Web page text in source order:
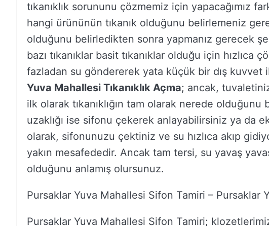
tıkanıklık sorununu çözmemiz için yapacağımız
hangi ürününün tıkanık olduğunu belirlemeniz
olduğunu belirledikten sonra yapmanız gerecek
bazı tıkanıklar basit tıkanıklar olduğu için hızlıca
fazladan su göndererek yata küçük bir dış kuvvet
Yuva Mahallesi Tıkanıklık Açma; ancak,
ilk olarak tıkanıklığın tam olarak nerede olduğunu
uzaklığı ise sifonu çekerek anlayabilirsiniz ya da
olarak, sifonunuzu çektiniz ve su hızlıca akıp
yakın mesafededir. Ancak tam tersi, su yavaş
olduğunu anlamış olursunuz.
Pursaklar Yuva Mahallesi Sifon Tamiri – Pursaklar
Pursaklar Yuva Mahallesi Sifon Tamiri;